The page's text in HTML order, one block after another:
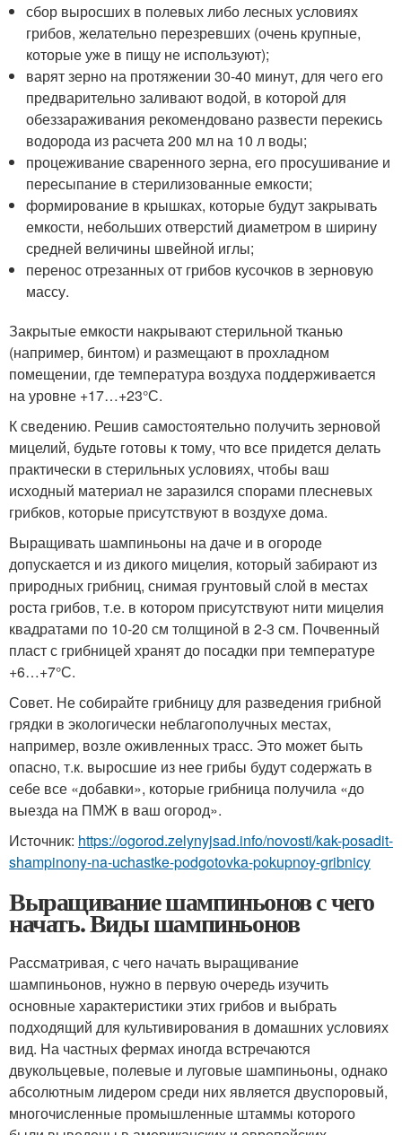
сбор выросших в полевых либо лесных условиях
грибов, желательно перезревших (очень крупные,
которые уже в пищу не используют);
варят зерно на протяжении 30-40 минут, для чего его
предварительно заливают водой, в которой для
обеззараживания рекомендовано развести перекись
водорода из расчета 200 мл на 10 л воды;
процеживание сваренного зерна, его просушивание и
пересыпание в стерилизованные емкости;
формирование в крышках, которые будут закрывать
емкости, небольших отверстий диаметром в ширину
средней величины швейной иглы;
перенос отрезанных от грибов кусочков в зерновую
массу.
Закрытые емкости накрывают стерильной тканью
(например, бинтом) и размещают в прохладном
помещении, где температура воздуха поддерживается
на уровне +17…+23°С.
К сведению. Решив самостоятельно получить зерновой
мицелий, будьте готовы к тому, что все придется делать
практически в стерильных условиях, чтобы ваш
исходный материал не заразился спорами плесневых
грибков, которые присутствуют в воздухе дома.
Выращивать шампиньоны на даче и в огороде
допускается и из дикого мицелия, который забирают из
природных грибниц, снимая грунтовый слой в местах
роста грибов, т.е. в котором присутствуют нити мицелия
квадратами по 10-20 см толщиной в 2-3 см. Почвенный
пласт с грибницей хранят до посадки при температуре
+6…+7°С.
Совет. Не собирайте грибницу для разведения грибной
грядки в экологически неблагополучных местах,
например, возле оживленных трасс. Это может быть
опасно, т.к. выросшие из нее грибы будут содержать в
себе все «добавки», которые грибница получила «до
выезда на ПМЖ в ваш огород».
Источник: https://ogorod.zelynyjsad.info/novosti/kak-posadit-
shampinony-na-uchastke-podgotovka-pokupnoy-gribnicy
Выращивание шампиньонов с чего
начать. Виды шампиньонов
Рассматривая, с чего начать выращивание
шампиньонов, нужно в первую очередь изучить
основные характеристики этих грибов и выбрать
подходящий для культивирования в домашних условиях
вид. На частных фермах иногда встречаются
двукольцевые, полевые и луговые шампиньоны, однако
абсолютным лидером среди них является двуспоровый,
многочисленные промышленные штаммы которого